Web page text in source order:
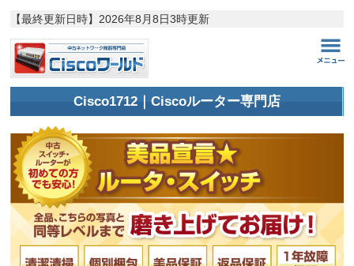
【最終更新日時】2026年8月8日3時更新
Cisco1712｜Ciscoルーター専門店